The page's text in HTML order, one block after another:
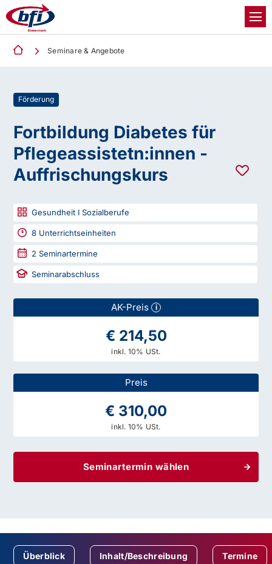
Seminare & Angebote
Förderung
Fortbildung Diabetes für
Pflegeassistetn:innen -
Auffrischungskurs
Gesundheit I Sozialberufe
8 Unterrichtseinheiten
2 Seminartermine
Seminarabschluss
AK-Preis i
€ 214,50
inkl. 10% USt.
Preis
€ 310,00
inkl. 10% USt.
Seminartermin wählen
Überblick Inhalt/Beschreibung Termine